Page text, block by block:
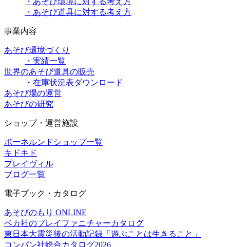
・あそび道具に対する考え方
事業内容
あそび環境づくり
・実績一覧
世界のあそび道具の販売
・在庫状況表ダウンロード
あそび場の運営
あそびの研究
ショップ・運営施設
ボーネルンドショップ一覧
キドキド
プレイヴィル
ブログ一覧
電子ブック・カタログ
あそびのもり ONLINE
ベカ社のプレイファニチャーカタログ
東日本大震災後の活動記録「遊ぶことは生きること」
コンパン社総合カタログ2026